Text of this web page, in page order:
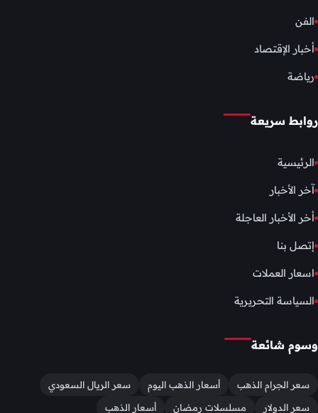
الفن
أخبار الإقتصاد
رياضة
روابط سريعة
الرئيسية
آخر الأخبار
أخر الأخبار العاجلة
إتصل بنا
اسعار العملات
السياسة التحريرية
وسوم شائعة
سعر الجرام الذهب أسعار الذهب اليوم
سعر الريال السعودي
سعر الدولار
مسلسلات رمضان أسعار الذهب